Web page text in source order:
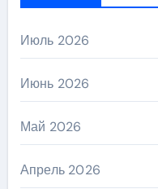
Июль 2026
Июнь 2026
Май 2026
Апрель 2026